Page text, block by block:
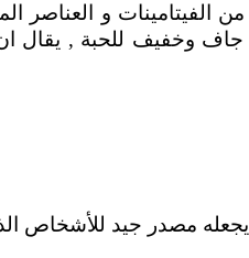
الفيتامينات و العناصر
جاف وخفيف للحبة ,